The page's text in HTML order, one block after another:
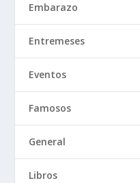
Embarazo
Entremeses
Eventos
Famosos
General
Libros